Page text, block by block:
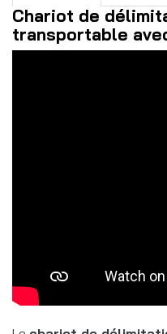
Chariot de
transportable